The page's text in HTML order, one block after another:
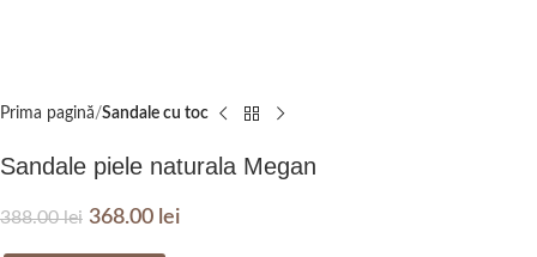
Prima pagină Sandale cu toc
Sandale piele naturala Megan
388.00lei 368.00 lei